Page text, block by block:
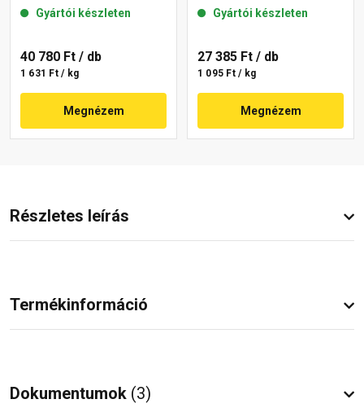
Gyártói készleten
40 780 Ft / db
1 631 Ft / kg
Megnézem
Gyártói készleten
27 385 Ft / db
1 095 Ft / kg
Megnézem
Részletes leírás
Termékinformáció
Dokumentumok (3)